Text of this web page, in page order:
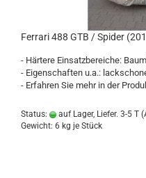
Ferrari 488 GTB / Spider
- Härtere Einsatzbereiche:
- Eigenschaften u.a.:
- Erfahren Sie mehr in der
Status: auf Lager, Liefer. 3-5 T
Gewicht: 6 kg je Stück